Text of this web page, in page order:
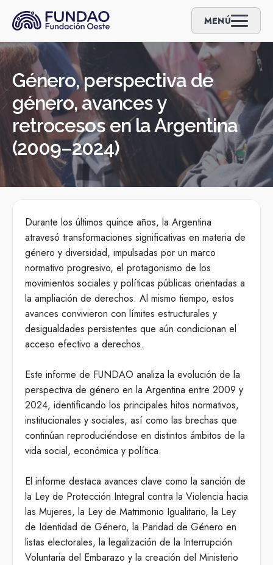
MENÚ
Género, perspectiva de
género, avances y
retrocesos en la Argentina
(2009–2024)
Durante los últimos quince años, la Argentina
atravesó transformaciones significativas en materia de
género y diversidad, impulsadas por un marco
normativo progresivo, el protagonismo de los
movimientos sociales y políticas públicas orientadas a
la ampliación de derechos. Al mismo tiempo, estos
avances convivieron con límites estructurales y
desigualdades persistentes que aún condicionan el
acceso efectivo a derechos.
Este informe de FUNDAO analiza la evolución de la
perspectiva de género en la Argentina entre 2009 y
2024, identificando los principales hitos normativos,
institucionales y sociales, así como las brechas que
continúan reproduciéndose en distintos ámbitos de la
vida social, económica y política.
El informe destaca avances clave como la sanción de
la Ley de Protección Integral contra la Violencia hacia
las Mujeres, la Ley de Matrimonio Igualitario, la Ley
de Identidad de Género, la Paridad de Género en
listas electorales, la legalización de la Interrupción
Voluntaria del Embarazo y la creación del Ministerio